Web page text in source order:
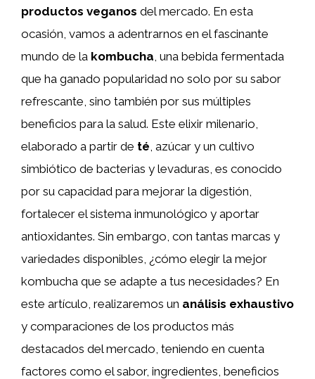
productos veganos del mercado. En esta
ocasión, vamos a adentrarnos en el fascinante
mundo de la kombucha, una bebida fermentada
que ha ganado popularidad no solo por su sabor
refrescante, sino también por sus múltiples
beneficios para la salud. Este elixir milenario,
elaborado a partir de té, azúcar y un cultivo
simbiótico de bacterias y levaduras, es conocido
por su capacidad para mejorar la digestión,
fortalecer el sistema inmunológico y aportar
antioxidantes. Sin embargo, con tantas marcas y
variedades disponibles, ¿cómo elegir la mejor
kombucha que se adapte a tus necesidades? En
este artículo, realizaremos un análisis exhaustivo
y comparaciones de los productos más
destacados del mercado, teniendo en cuenta
factores como el sabor, ingredientes, beneficios